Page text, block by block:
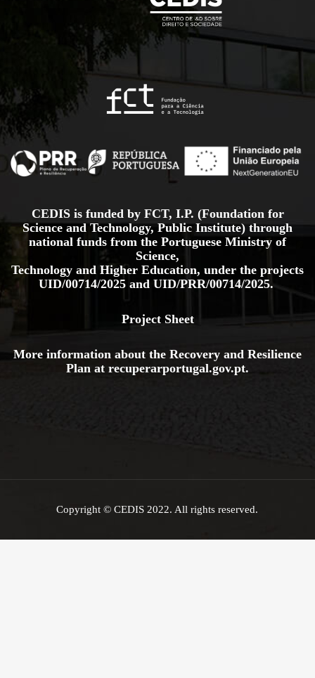
CEDIS is funded by FCT, I.P. (Foundation for
Science and Technology, Public Institute) through
national funds from the Portuguese Ministry of
Science,
Technology and Higher Education, under the projects
UID/00714/2025 and UID/PRR/00714/2025.
Project Sheet
More information about the Recovery and Resilience
Plan at recuperarportugal.gov.pt.
Copyright © CEDIS 2022. All rights reserved.